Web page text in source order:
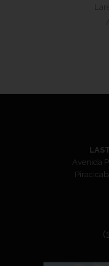
Avenida